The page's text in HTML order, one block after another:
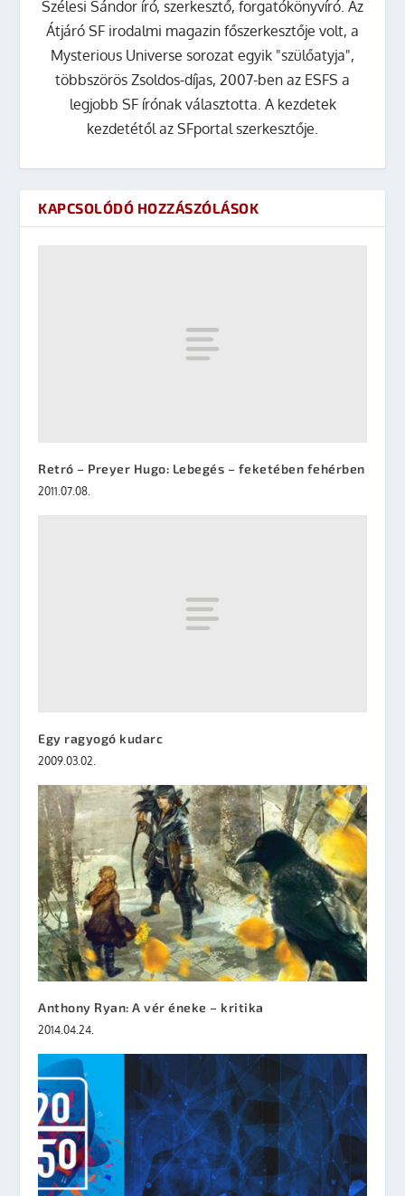
Szélesi Sándor író, szerkesztő, forgatókönyvíró. Az
Átjáró SF irodalmi magazin főszerkesztője volt, a
Mysterious Universe sorozat egyik "szülőatyja",
többszörös Zsoldos-díjas, 2007-ben az ESFS a
legjobb SF írónak választotta. A kezdetek
kezdetétől az SFportal szerkesztője.
KAPCSOLÓDÓ HOZZÁSZÓLÁSOK
Retró – Preyer Hugo: Lebegés – feketében fehérben
2011.07.08.
Egy ragyogó kudarc
2009.03.02.
Anthony Ryan: A vér éneke – kritika
2014.04.24.